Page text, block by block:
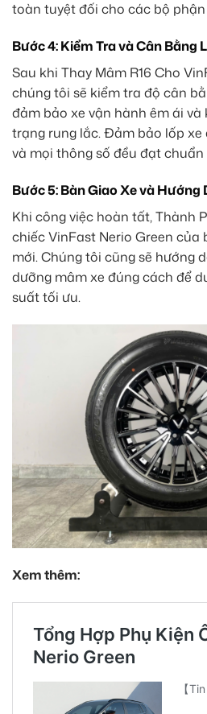
toàn tuyệt đối cho các bộ
Bước 4: Kiểm Tra và Cân Bằng
Sau khi Thay Mâm R16 Cho
chúng tôi sẽ kiểm tra độ cân
đảm bảo xe vận hành êm ái
trạng rung lắc. Đảm bảo lốp
và mọi thông số đều đạt
Bước 5: Bàn Giao Xe và Hướng
Khi công việc hoàn tất, Thành
chiếc VinFast Nerio Green của
mới. Chúng tôi cũng sẽ hướng
dưỡng mâm xe đúng cách để
suất tối ưu.
Xem thêm: